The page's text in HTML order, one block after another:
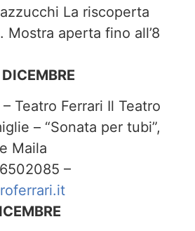
La riscoperta
Mostra aperta fino all’8
Teatro Ferrari Il Teatro
– “Sonata per tubi”,
Maila
–